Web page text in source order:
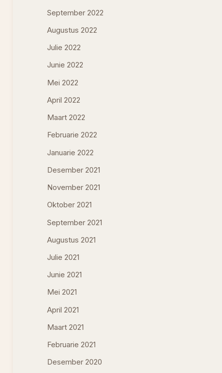
September 2022
Augustus 2022
Julie 2022
Junie 2022
Mei 2022
April 2022
Maart 2022
Februarie 2022
Januarie 2022
Desember 2021
November 2021
Oktober 2021
September 2021
Augustus 2021
Julie 2021
Junie 2021
Mei 2021
April 2021
Maart 2021
Februarie 2021
Desember 2020